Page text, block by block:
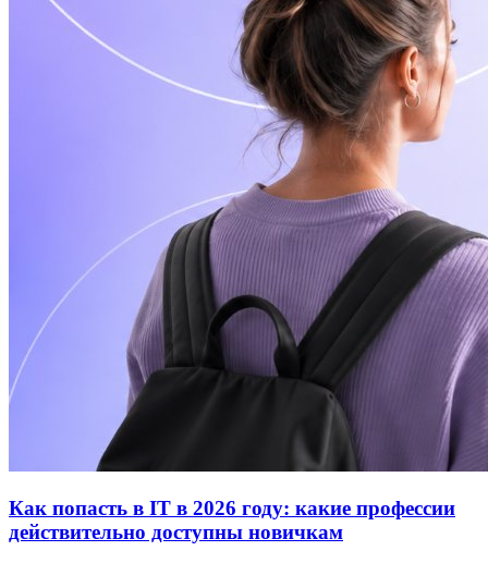
Как попасть в IT в 2026 году: какие профессии
действительно доступны новичкам